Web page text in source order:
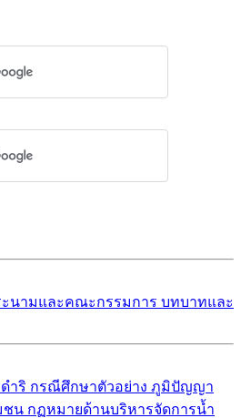
ะนามและคณะกรรมการ บทบาทและ
ำริ กรณีศึกษาตัวอย่าง ภูมิปัญญา
ชน กฏหมายด้านบริหารจัดการน้ำ